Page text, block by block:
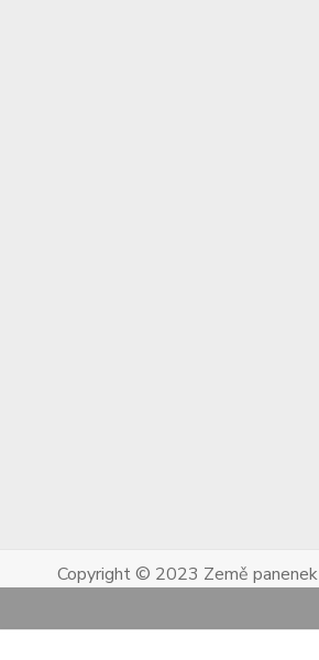
Copyright © 2023 Země panenek